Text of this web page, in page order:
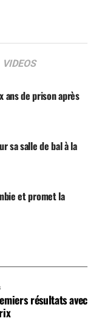
VIDEOS
ans de prison après
sa salle de bal à la
et promet la
résultats avec